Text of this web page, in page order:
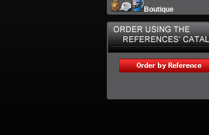
Boutique